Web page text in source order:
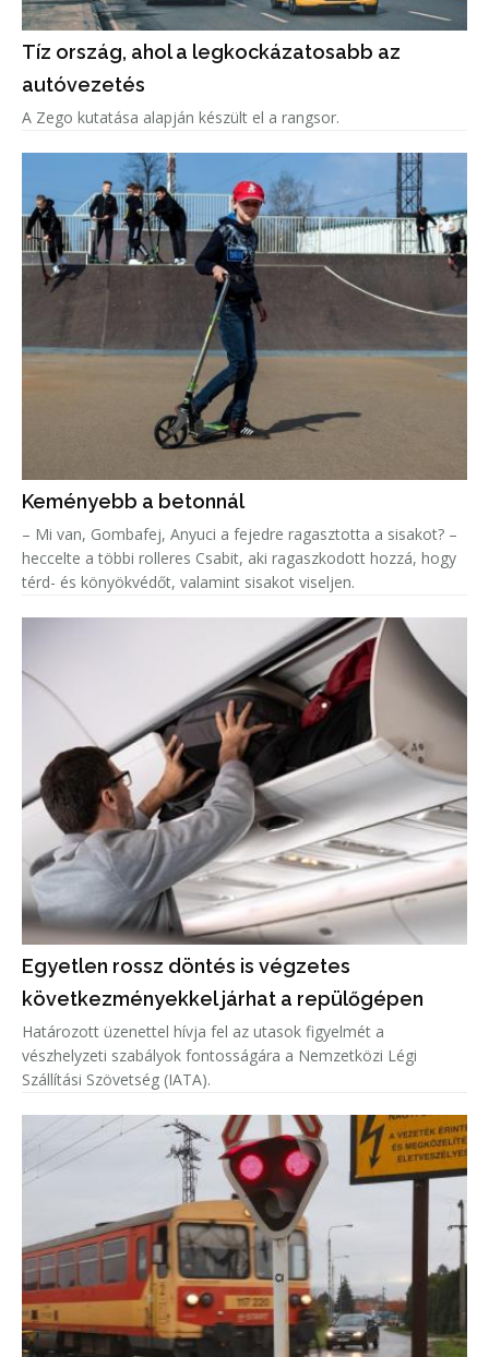
Tíz ország, ahol a legkockázatosabb az
autóvezetés
A Zego kutatása alapján készült el a rangsor.
Keményebb a betonnál
– Mi van, Gombafej, Anyuci a fejedre ragasztotta a sisakot? –
heccelte a többi rolleres Csabit, aki ragaszkodott hozzá, hogy
térd- és könyökvédőt, valamint sisakot viseljen.
Egyetlen rossz döntés is végzetes
következményekkel járhat a repülőgépen
Határozott üzenettel hívja fel az utasok figyelmét a
vészhelyzeti szabályok fontosságára a Nemzetközi Légi
Szállítási Szövetség (IATA).